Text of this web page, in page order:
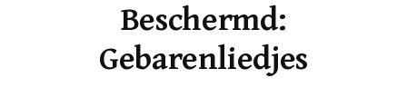
Beschermd:
Gebarenliedjes